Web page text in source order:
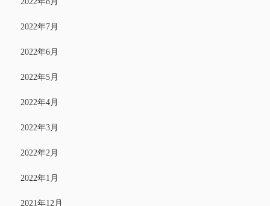
2022年7月
2022年6月
2022年5月
2022年4月
2022年3月
2022年2月
2022年1月
2021年12月